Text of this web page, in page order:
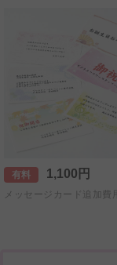
有料 1,100円
メッセージカード追加費用